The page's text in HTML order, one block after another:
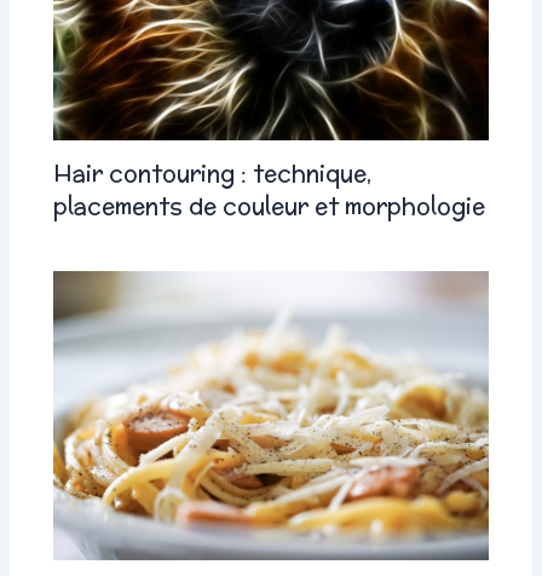
Hair contouring : technique,
placements de couleur et morphologie